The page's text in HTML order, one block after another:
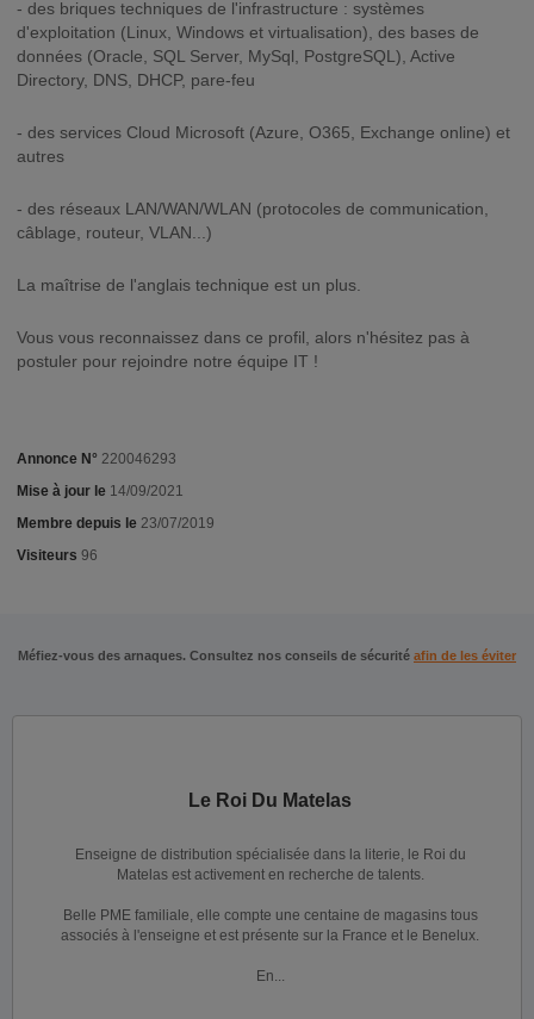
- des briques techniques de l'infrastructure : systèmes
d'exploitation (Linux, Windows et virtualisation), des bases de
données (Oracle, SQL Server, MySql, PostgreSQL), Active
Directory, DNS, DHCP, pare-feu
- des services Cloud Microsoft (Azure, O365, Exchange online) et
autres
- des réseaux LAN/WAN/WLAN (protocoles de communication,
câblage, routeur, VLAN...)
La maîtrise de l'anglais technique est un plus.
Vous vous reconnaissez dans ce profil, alors n'hésitez pas à
postuler pour rejoindre notre équipe IT !
Annonce N° 220046293
Mise à jour le 14/09/2021
Membre depuis le 23/07/2019
Visiteurs 96
Méfiez-vous des arnaques. Consultez nos conseils de sécurité afin de les éviter
Le Roi Du Matelas
Enseigne de distribution spécialisée dans la literie, le Roi du
Matelas est activement en recherche de talents.
Belle PME familiale, elle compte une centaine de magasins tous
associés à l'enseigne et est présente sur la France et le Benelux.
En...